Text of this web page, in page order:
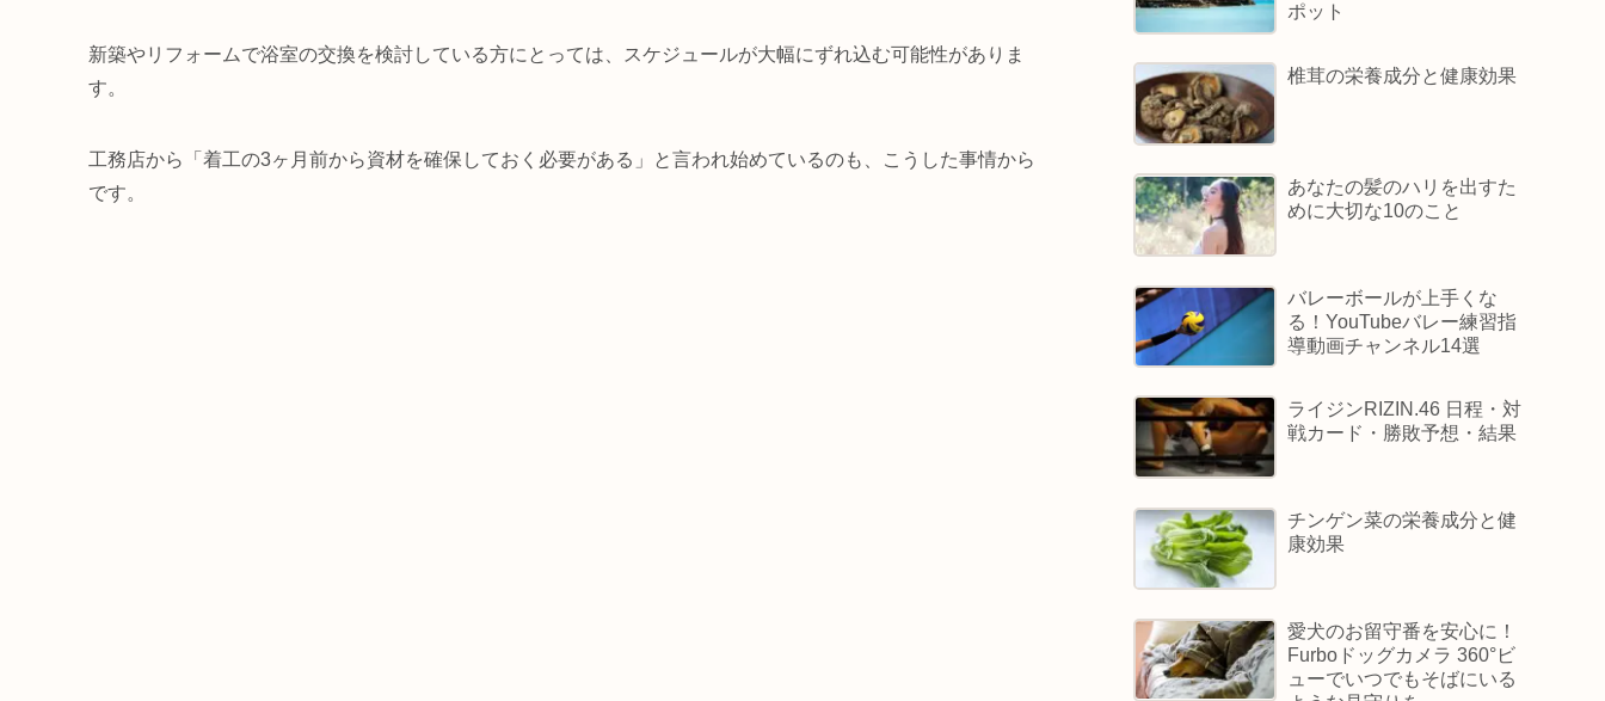
新築やリフォームで浴室の交換を検討している方にとっては、スケジュールが大幅にずれ込む可能性がありま
す。
工務店から「着工の3ヶ月前から資材を確保しておく必要がある」と言われ始めているのも、こうした事情から
です。
ポット
椎茸の栄養成分と健康効果
あなたの髪のハリを出すた
めに大切な10のこと
バレーボールが上手くな
る！YouTubeバレー練習指
導動画チャンネル14選
ライジンRIZIN.46 日程・対
戦カード・勝敗予想・結果
チンゲン菜の栄養成分と健
康効果
愛犬のお留守番を安心に！
Furboドッグカメラ 360°ビ
ューでいつでもそばにいる